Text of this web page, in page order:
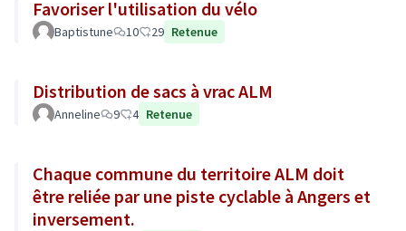
Favoriser l'utilisation du vélo
Baptistune 10 29 Retenue
Distribution de sacs à vrac ALM
Anneline 9 4 Retenue
Chaque commune du territoire ALM doit
être reliée par une piste cyclable à Angers et
inversement.